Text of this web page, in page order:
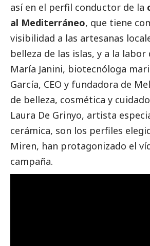
así en el perfil conductor de la
al Mediterráneo, que tiene
visibilidad a las artesanas
belleza de las islas, y a la labor
María Janini, biotecnóloga
García, CEO y fundadora de
de belleza, cosmética y
Laura De Grinyo, artista
cerámica, son los perfiles
Miren, han protagonizado el
campaña.